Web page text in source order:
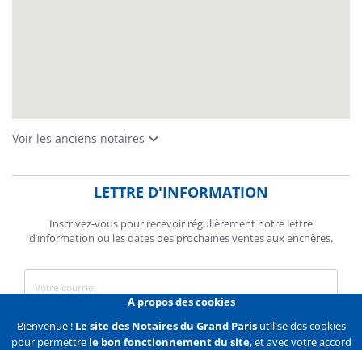
Voir les anciens notaires
LETTRE D'INFORMATION
Inscrivez-vous pour recevoir régulièrement notre lettre
d’information ou les dates des prochaines ventes aux enchères.
J'accepte de recevoir des communications de la Chambre des
Notaires de Paris.
A propos des cookies
Bienvenue ! Le site des Notaires du Grand Parisutilise des cookies
pour permettre le bon fonctionnement du site, et avec votre accord